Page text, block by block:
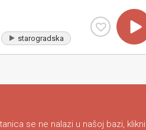
starogradska
se ne nalazi u našoj bazi,